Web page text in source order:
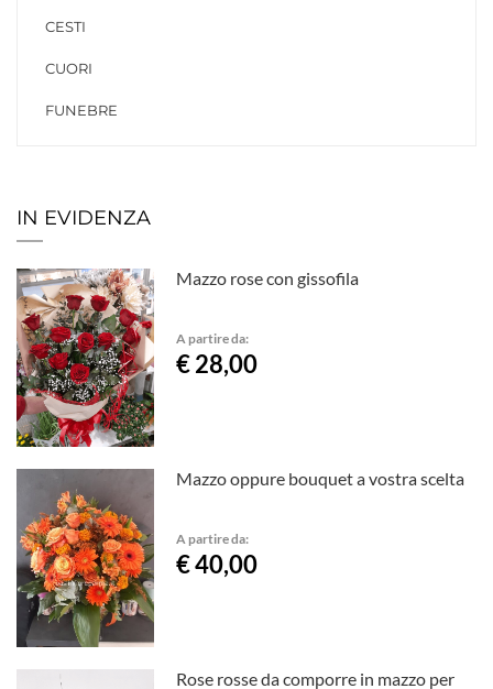
CESTI
CUORI
FUNEBRE
IN EVIDENZA
Mazzo rose con gissofila
A partire da:
€ 28,00
Mazzo oppure bouquet a vostra scelta
A partire da:
€ 40,00
Rose rosse da comporre in mazzo per